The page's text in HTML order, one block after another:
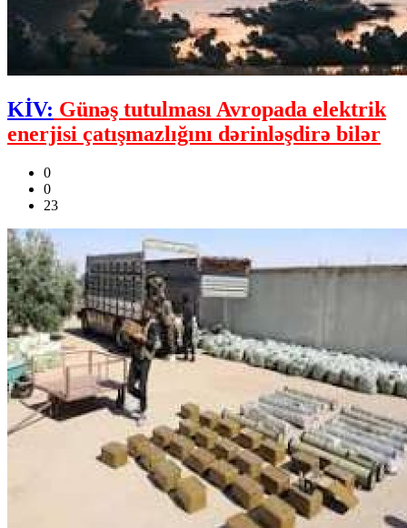
KİV: Günəş tutulması Avropada elektrik
enerjisi çatışmazlığını dərinləşdirə bilər
0
0
23